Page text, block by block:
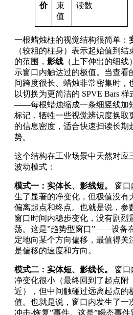
价
束
值
读数
一根蜡烛柱的视觉结构很简单：
（较粗的柱身）表示起始值到结
的范围， 影线 （上下伸出的细线
示窗口内触达过的极值。当查看
间跨度很长、蜡烛非常密集时，
以切换为更简洁的 SPVE Bars 样
——每根蜡烛缩成一条细竖线加
标记，牺牲一些视觉辨识度换取
的信息密度，适合快速扫读长期
势。
这个结构在工业场景中天然对应
波动模式：
模式一：实体长、影线短。
窗口
生了显著的净变化，但极值没有
偏离起点和终点。也就是说，参
窗口时间内稳步变化，没有剧烈
荡。这是”趋势型窗口”——设备
定地向某个方向偏移，最值得关
是偏移的速度和方向。
模式二：实体短、影线长。
窗口
净变化很小（最终回到了起点附
近），但中间触碰过远离起点的
值。也就是说，窗口内发生了一
冲击-恢复”事件。这是”瞬态事件